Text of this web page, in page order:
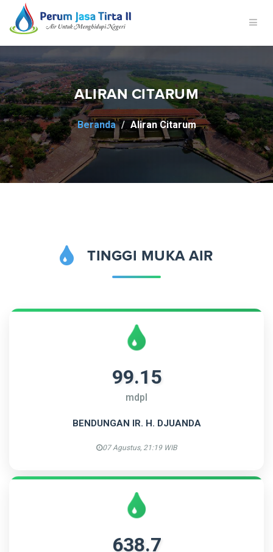
ALIRAN CITARUM
Beranda Aliran Citarum
TINGGI MUKA AIR
99.15
mdpl
BENDUNGAN IR. H. DJUANDA
07 Agustus, 21:19 WIB
638.7